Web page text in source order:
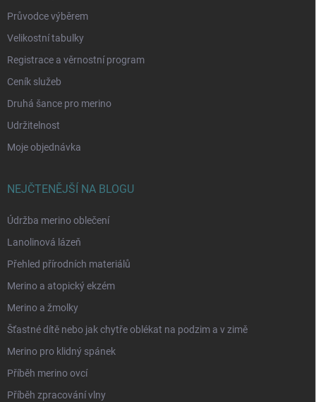
Průvodce výběrem
Velikostní tabulky
Registrace a věrnostní program
Ceník služeb
Druhá šance pro merino
Udržitelnost
Moje objednávka
NEJČTENĚJŠÍ NA BLOGU
Údržba merino oblečení
Lanolinová lázeň
Přehled přírodních materiálů
Merino a atopický ekzém
Merino a žmolky
Šťastné dítě nebo jak chytře oblékat na podzim a v zimě
Merino pro klidný spánek
Příběh merino ovcí
Příběh zpracování vlny